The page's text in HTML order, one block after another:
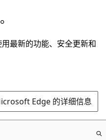
最新的功能、安全更新和
Edge 的详细信息